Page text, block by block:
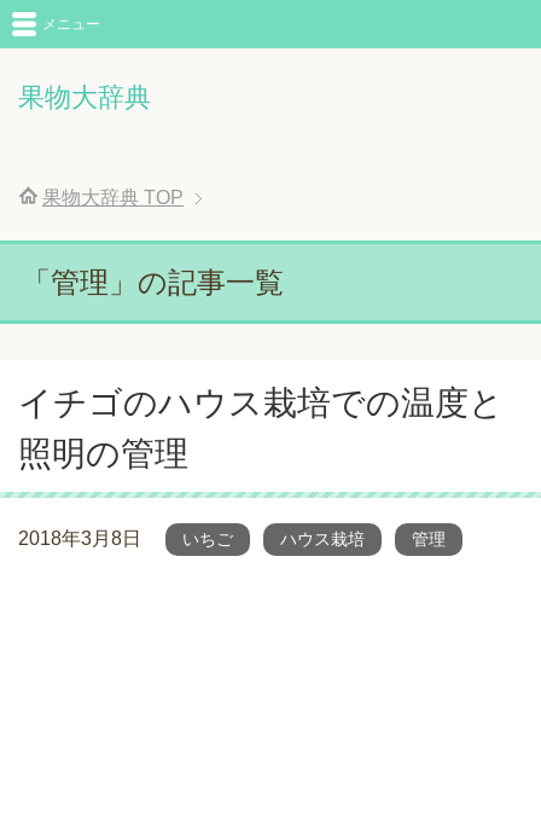
果物大辞典
メニュー
果物大辞典 TOP
「管理」の記事一覧
イチゴのハウス栽培での温度と
照明の管理
2018年3月8日 いちご ハウス栽培 管理